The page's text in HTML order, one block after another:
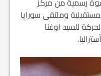
وملتقى سورايا
للسيد اوغنا